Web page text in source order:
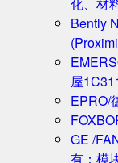
Bently
屋
EPRO/
GE /
有：模